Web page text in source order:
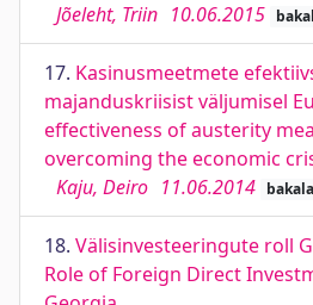
Jõeleht, Triin 10.06.2015
17. Kasinusmeetmete
majanduskriisist väljumisel
effectiveness of austerity
overcoming the economic
Kaju, Deiro 11.06.2014
18. Välisinvesteeringute roll
Role of Foreign Direct